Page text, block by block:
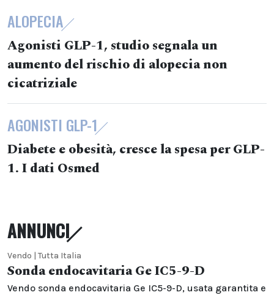
ALOPECIA
Agonisti GLP-1, studio segnala un
aumento del rischio di alopecia non
cicatriziale
AGONISTI GLP-1
Diabete e obesità, cresce la spesa per GLP-
1. I dati Osmed
ANNUNCI
Vendo | Tutta Italia
Sonda endocavitaria Ge IC5-9-D
Vendo sonda endocavitaria Ge IC5-9-D, usata garantita e